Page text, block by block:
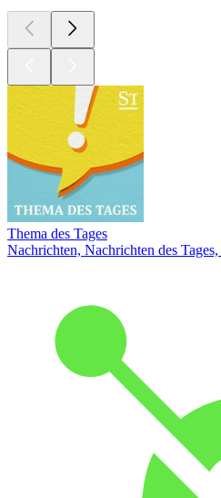
Thema des Tages
Nachrichten, Nachrichten des